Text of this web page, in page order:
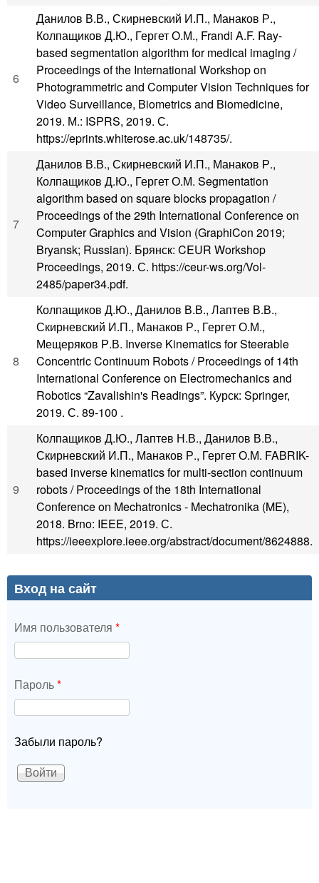
6
Данилов В.В., Скирневский И.П., Манаков Р.,
Колпащиков Д.Ю., Гергет О.М., Frandi A.F. Ray-
based segmentation algorithm for medical imaging /
Proceedings of the International Workshop on
Photogrammetric and Computer Vision Techniques for
Video Surveillance, Biometrics and Biomedicine,
2019. М.: ISPRS, 2019. С.
https://eprints.whiterose.ac.uk/148735/.
7
Данилов В.В., Скирневский И.П., Манаков Р.,
Колпащиков Д.Ю., Гергет О.М. Segmentation
algorithm based on square blocks propagation /
Proceedings of the 29th International Conference on
Computer Graphics and Vision (GraphiCon 2019;
Bryansk; Russian). Брянск: CEUR Workshop
Proceedings, 2019. С. https://ceur-ws.org/Vol-
2485/paper34.pdf.
8
Колпащиков Д.Ю., Данилов В.В., Лаптев В.В.,
Скирневский И.П., Манаков Р., Гергет О.М.,
Мещеряков Р.В. Inverse Kinematics for Steerable
Concentric Continuum Robots / Proceedings of 14th
International Conference on Electromechanics and
Robotics “Zavalishin's Readings”. Курск: Springer,
2019. С. 89-100 .
9
Колпащиков Д.Ю., Лаптев Н.В., Данилов В.В.,
Скирневский И.П., Манаков Р., Гергет О.М. FABRIK-
based inverse kinematics for multi-section continuum
robots / Proceedings of the 18th International
Conference on Mechatronics - Mechatronika (ME),
2018. Brno: IEEE, 2019. С.
https://ieeexplore.ieee.org/abstract/document/8624888.
Вход на сайт
Имя пользователя *
Пароль*
Забыли пароль?